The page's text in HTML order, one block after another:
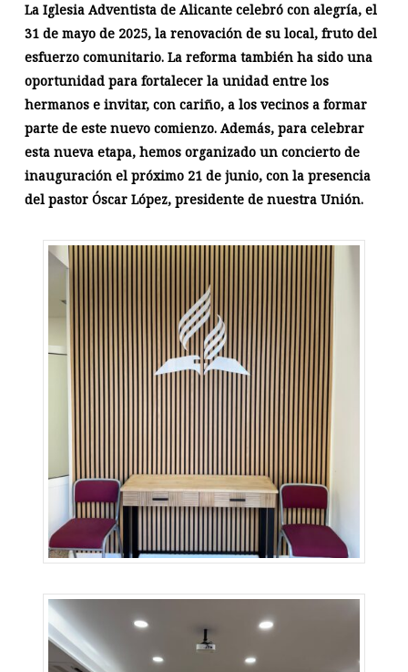
La Iglesia Adventista de Alicante celebró con alegría, el
31 de mayo de 2025, la renovación de su local, fruto del
esfuerzo comunitario. La reforma también ha sido una
oportunidad para fortalecer la unidad entre los
hermanos e invitar, con cariño, a los vecinos a formar
parte de este nuevo comienzo. Además, para celebrar
esta nueva etapa, hemos organizado un concierto de
inauguración el próximo 21 de junio, con la presencia
del pastor Óscar López, presidente de nuestra Unión.